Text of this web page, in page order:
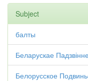
Subject
балты
Беларускае Падзвінне
Белорусское